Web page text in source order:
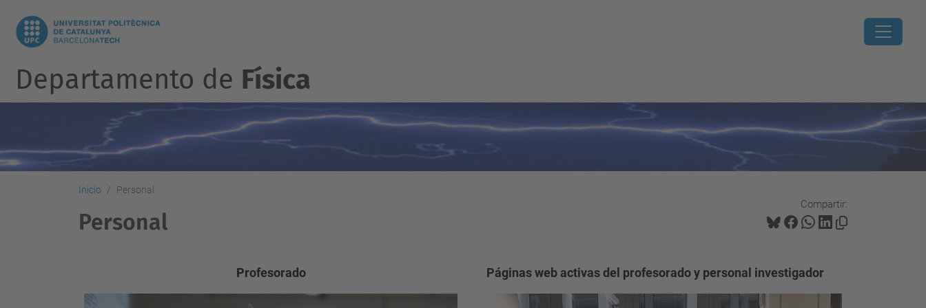
Departamento de Física
Inicio Personal
Compartir:
Personal
Profesorado Páginas web activas del profesorado y personal investigador